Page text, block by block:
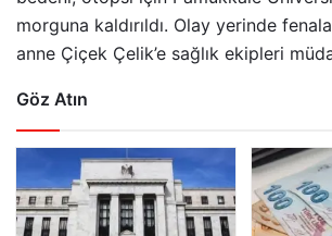
morguna kaldırıldı. Olay yerinde
anne Çiçek Çelik’e sağlık ekipleri
Göz Atın